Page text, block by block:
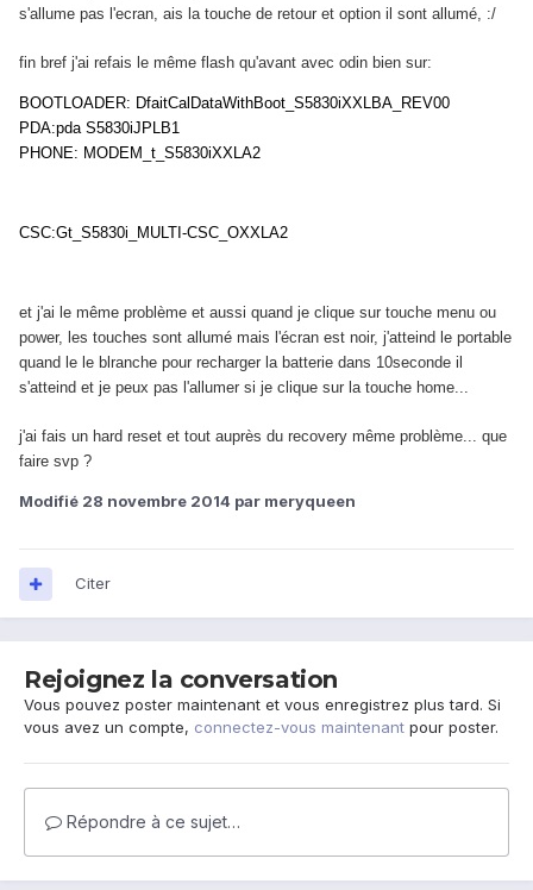
s'allume pas l'ecran, ais la touche de retour et option il sont allumé, :/
fin bref j'ai refais le même flash qu'avant avec odin bien sur:
BOOTLOADER: DfaitCalDataWithBoot_S5830iXXLBA_REV00
PDA:pda S5830iJPLB1
PHONE: MODEM_t_S5830iXXLA2
CSC:Gt_S5830i_MULTI-CSC_OXXLA2
et j'ai le même problème et aussi quand je clique sur touche menu ou
power, les touches sont allumé mais l'écran est noir, j'atteind le portable
quand le le blranche pour recharger la batterie dans 10seconde il
s'atteind et je peux pas l'allumer si je clique sur la touche home...
j'ai fais un hard reset et tout auprès du recovery même problème... que
faire svp ?
Modifié 28 novembre 2014 par meryqueen
Citer
Rejoignez la conversation
Vous pouvez poster maintenant et vous enregistrez plus tard. Si
vous avez un compte, connectez-vous maintenant pour poster.
Répondre à ce sujet…